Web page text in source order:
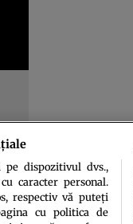
dispozitivul dvs.,
caracter personal.
respectiv vă puteți
cu politica de